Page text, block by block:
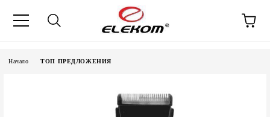
Начало ТОП ПРЕДЛОЖЕНИЯ